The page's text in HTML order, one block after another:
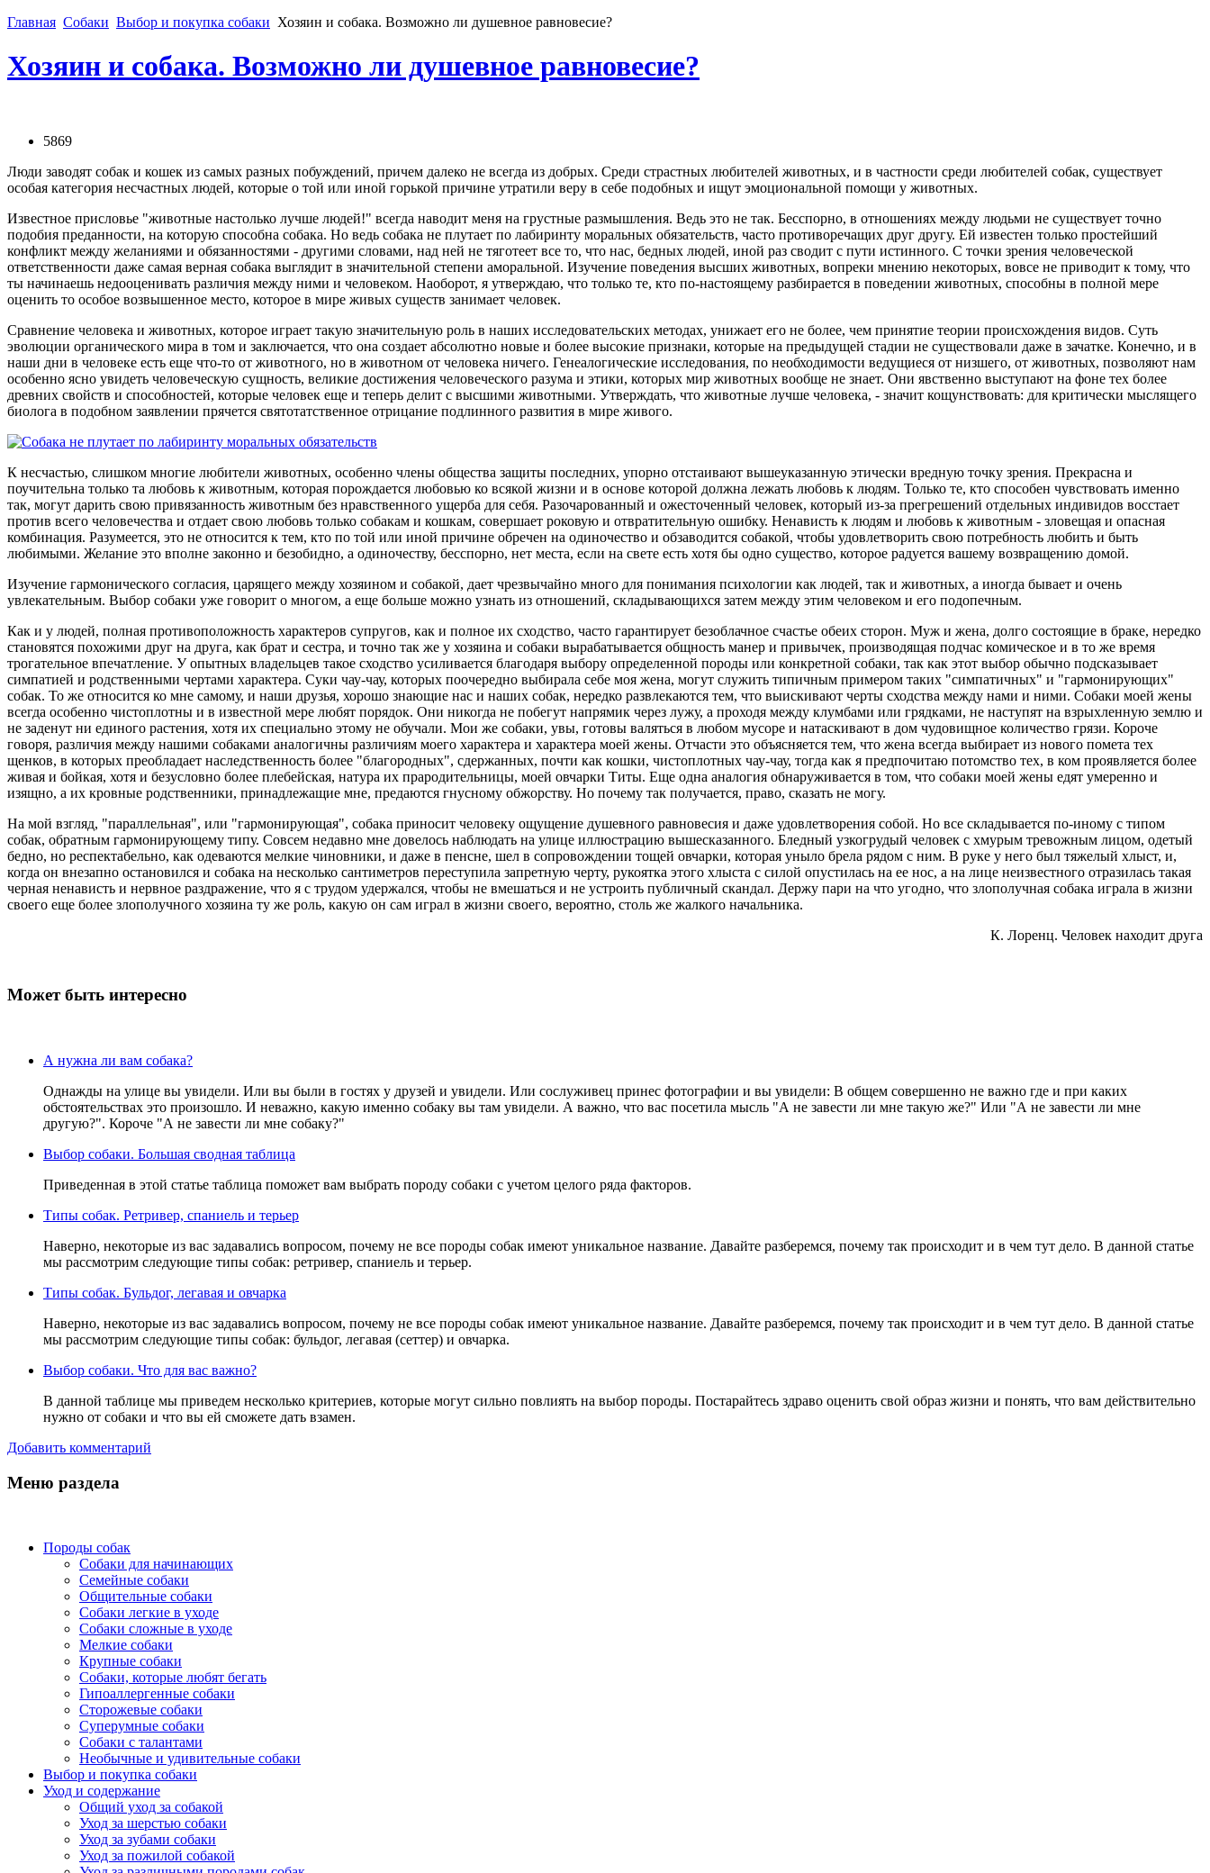
Главная Собаки Выбор и покупка собаки Хозяин и собака. Возможно ли душевное равновесие?
Хозяин и собака. Возможно ли душевное равновесие?
5869
Люди заводят собак и кошек из самых разных побуждений, причем далеко не всегда из добрых. Среди страстных любителей животных, и в частности среди любителей собак, существует
особая категория несчастных людей, которые о той или иной горькой причине утратили веру в себе подобных и ищут эмоциональной помощи у животных.
Известное присловье "животные настолько лучше людей!" всегда наводит меня на грустные размышления. Ведь это не так. Бесспорно, в отношениях между людьми не существует точно
подобия преданности, на которую способна собака. Но ведь собака не плутает по лабиринту моральных обязательств, часто противоречащих друг другу. Ей известен только простейший
конфликт между желаниями и обязанностями - другими словами, над ней не тяготеет все то, что нас, бедных людей, иной раз сводит с пути истинного. С точки зрения человеческой
ответственности даже самая верная собака выглядит в значительной степени аморальной. Изучение поведения высших животных, вопреки мнению некоторых, вовсе не приводит к тому, что
ты начинаешь недооценивать различия между ними и человеком. Наоборот, я утверждаю, что только те, кто по-настоящему разбирается в поведении животных, способны в полной мере
оценить то особое возвышенное место, которое в мире живых существ занимает человек.
Сравнение человека и животных, которое играет такую значительную роль в наших исследовательских методах, унижает его не более, чем принятие теории происхождения видов. Суть
эволюции органического мира в том и заключается, что она создает абсолютно новые и более высокие признаки, которые на предыдущей стадии не существовали даже в зачатке. Конечно, и в
наши дни в человеке есть еще что-то от животного, но в животном от человека ничего. Генеалогические исследования, по необходимости ведущиеся от низшего, от животных, позволяют нам
особенно ясно увидеть человеческую сущность, великие достижения человеческого разума и этики, которых мир животных вообще не знает. Они явственно выступают на фоне тех более
древних свойств и способностей, которые человек еще и теперь делит с высшими животными. Утверждать, что животные лучше человека, - значит кощунствовать: для критически мыслящего
биолога в подобном заявлении прячется святотатственное отрицание подлинного развития в мире живого.
К несчастью, слишком многие любители животных, особенно члены общества защиты последних, упорно отстаивают вышеуказанную этически вредную точку зрения. Прекрасна и
поучительна только та любовь к животным, которая порождается любовью ко всякой жизни и в основе которой должна лежать любовь к людям. Только те, кто способен чувствовать именно
так, могут дарить свою привязанность животным без нравственного ущерба для себя. Разочарованный и ожесточенный человек, который из-за прегрешений отдельных индивидов восстает
против всего человечества и отдает свою любовь только собакам и кошкам, совершает роковую и отвратительную ошибку. Ненависть к людям и любовь к животным - зловещая и опасная
комбинация. Разумеется, это не относится к тем, кто по той или иной причине обречен на одиночество и обзаводится собакой, чтобы удовлетворить свою потребность любить и быть
любимыми. Желание это вполне законно и безобидно, а одиночеству, бесспорно, нет места, если на свете есть хотя бы одно существо, которое радуется вашему возвращению домой.
Изучение гармонического согласия, царящего между хозяином и собакой, дает чрезвычайно много для понимания психологии как людей, так и животных, а иногда бывает и очень
увлекательным. Выбор собаки уже говорит о многом, а еще больше можно узнать из отношений, складывающихся затем между этим человеком и его подопечным.
Как и у людей, полная противоположность характеров супругов, как и полное их сходство, часто гарантирует безоблачное счастье обеих сторон. Муж и жена, долго состоящие в браке, нередко
становятся похожими друг на друга, как брат и сестра, и точно так же у хозяина и собаки вырабатывается общность манер и привычек, производящая подчас комическое и в то же время
трогательное впечатление. У опытных владельцев такое сходство усиливается благодаря выбору определенной породы или конкретной собаки, так как этот выбор обычно подсказывает
симпатией и родственными чертами характера. Суки чау-чау, которых поочередно выбирала себе моя жена, могут служить типичным примером таких "симпатичных" и "гармонирующих"
собак. То же относится ко мне самому, и наши друзья, хорошо знающие нас и наших собак, нередко развлекаются тем, что выискивают черты сходства между нами и ними. Собаки моей жены
всегда особенно чистоплотны и в известной мере любят порядок. Они никогда не побегут напрямик через лужу, а проходя между клумбами или грядками, не наступят на взрыхленную землю и
не заденут ни единого растения, хотя их специально этому не обучали. Мои же собаки, увы, готовы валяться в любом мусоре и натаскивают в дом чудовищное количество грязи. Короче
говоря, различия между нашими собаками аналогичны различиям моего характера и характера моей жены. Отчасти это объясняется тем, что жена всегда выбирает из нового помета тех
щенков, в которых преобладает наследственность более "благородных", сдержанных, почти как кошки, чистоплотных чау-чау, тогда как я предпочитаю потомство тех, в ком проявляется более
живая и бойкая, хотя и безусловно более плебейская, натура их прародительницы, моей овчарки Титы. Еще одна аналогия обнаруживается в том, что собаки моей жены едят умеренно и
изящно, а их кровные родственники, принадлежащие мне, предаются гнусному обжорству. Но почему так получается, право, сказать не могу.
На мой взгляд, "параллельная", или "гармонирующая", собака приносит человеку ощущение душевного равновесия и даже удовлетворения собой. Но все складывается по-иному с типом
собак, обратным гармонирующему типу. Совсем недавно мне довелось наблюдать на улице иллюстрацию вышесказанного. Бледный узкогрудый человек с хмурым тревожным лицом, одетый
бедно, но респектабельно, как одеваются мелкие чиновники, и даже в пенсне, шел в сопровождении тощей овчарки, которая уныло брела рядом с ним. В руке у него был тяжелый хлыст, и,
когда он внезапно остановился и собака на несколько сантиметров переступила запретную черту, рукоятка этого хлыста с силой опустилась на ее нос, а на лице неизвестного отразилась такая
черная ненависть и нервное раздражение, что я с трудом удержался, чтобы не вмешаться и не устроить публичный скандал. Держу пари на что угодно, что злополучная собака играла в жизни
своего еще более злополучного хозяина ту же роль, какую он сам играл в жизни своего, вероятно, столь же жалкого начальника.
К. Лоpенц. Человек находит друга
Может быть интересно
А нужна ли вам собака?
Однажды на улице вы увидели. Или вы были в гостях у друзей и увидели. Или сослуживец принес фотографии и вы увидели: В общем совершенно не важно где и при каких
обстоятельствах это произошло. И неважно, какую именно собаку вы там увидели. А важно, что вас посетила мысль "А не завести ли мне такую же?" Или "А не завести ли мне
другую?". Короче "А не завести ли мне собаку?"
Выбор собаки. Большая сводная таблица
Приведенная в этой статье таблица поможет вам выбрать породу собаки с учетом целого ряда факторов.
Типы собак. Ретривер, спаниель и терьер
Наверно, некоторые из вас задавались вопросом, почему не все породы собак имеют уникальное название. Давайте разберемся, почему так происходит и в чем тут дело. В данной статье
мы рассмотрим следующие типы собак: ретривер, спаниель и терьер.
Типы собак. Бульдог, легавая и овчарка
Наверно, некоторые из вас задавались вопросом, почему не все породы собак имеют уникальное название. Давайте разберемся, почему так происходит и в чем тут дело. В данной статье
мы рассмотрим следующие типы собак: бульдог, легавая (сеттер) и овчарка.
Выбор собаки. Что для вас важно?
В данной таблице мы приведем несколько критериев, которые могут сильно повлиять на выбор породы. Постарайтесь здраво оценить свой образ жизни и понять, что вам действительно
нужно от собаки и что вы ей сможете дать взамен.
Добавить комментарий
Меню раздела
Породы собак
Собаки для начинающих
Семейные собаки
Общительные собаки
Собаки легкие в уходе
Собаки сложные в уходе
Мелкие собаки
Крупные собаки
Собаки, которые любят бегать
Гипоаллергенные собаки
Сторожевые собаки
Суперумные собаки
Собаки с талантами
Необычные и удивительные собаки
Выбор и покупка собаки
Уход и содержание
Общий уход за собакой
Уход за шерстью собаки
Уход за зубами собаки
Уход за пожилой собакой